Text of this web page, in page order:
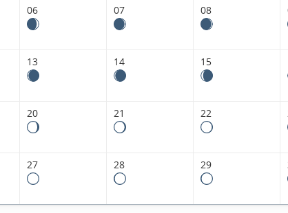
06 07 08
13 14 15
20 21 22
27 28 29